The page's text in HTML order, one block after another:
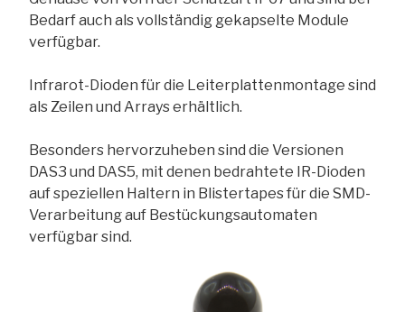
Bedarf auch als vollständig gekapselte Module
verfügbar.
Infrarot-Dioden für die Leiterplattenmontage sind
als Zeilen und Arrays erhältlich.
Besonders hervorzuheben sind die Versionen
DAS3 und DAS5, mit denen bedrahtete IR-Dioden
auf speziellen Haltern in Blistertapes für die SMD-
Verarbeitung auf Bestückungsautomaten
verfügbar sind.